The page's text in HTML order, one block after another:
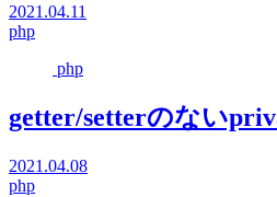
2021.04.11
php
php
getter/setterのない
2021.04.08
php